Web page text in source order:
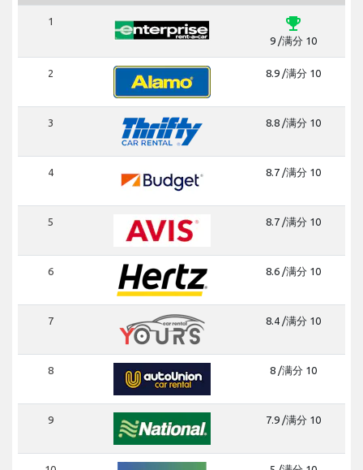
1 emoji_events
9 /满分 10
2 8.9 /满分 10
3 8.8 /满分 10
4 8.7 /满分 10
5 8.7 /满分 10
6 8.6 /满分 10
7 8.4 /满分 10
8 8 /满分 10
9 7.9 /满分 10